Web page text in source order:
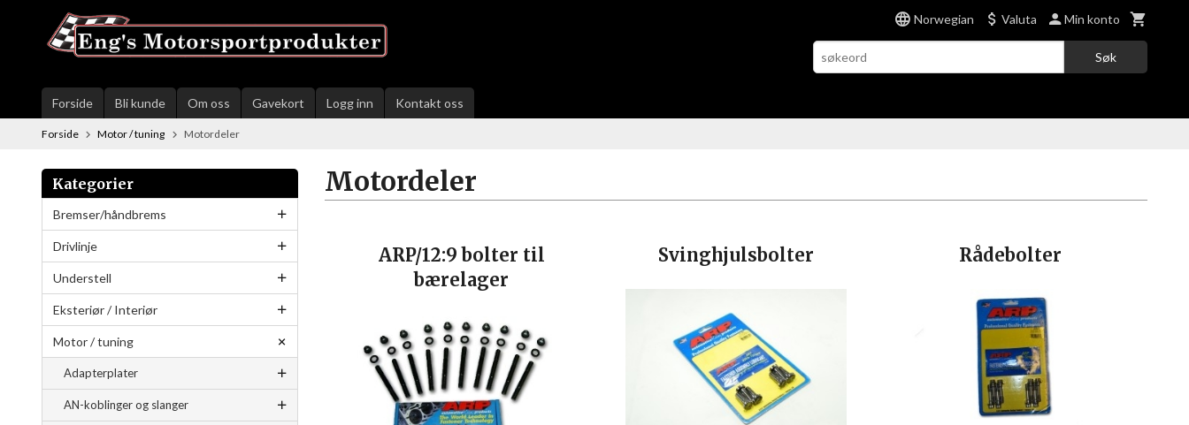
innholdet
Norwegian Valuta Min konto
Søk
Forside Bli kunde Om oss Gavekort Logg inn Kontakt oss
Forside Motor / tuning Motordeler
Kategorier
Bremser/håndbrems
Drivlinje
Understell
Eksteriør / Interiør
Motor / tuning
Adapterplater
AN-koblinger og slanger
Motordeler
ARP/12:9 bolter til
bærelager
Svinghjulsbolter Rådebolter